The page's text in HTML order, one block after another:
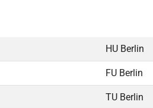
HU Berlin
FU Berlin
TU Berlin